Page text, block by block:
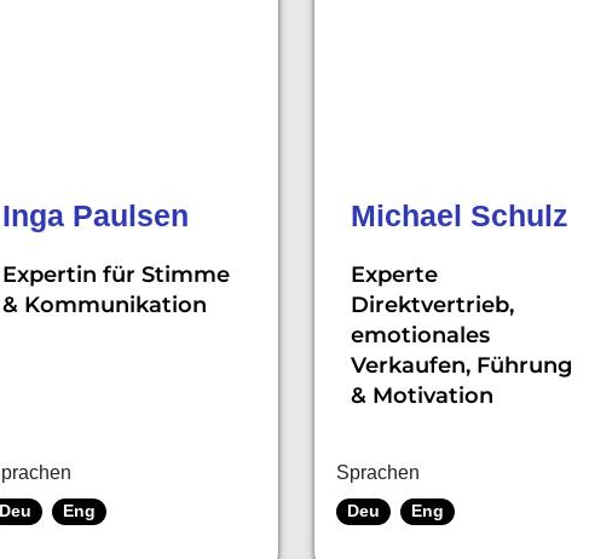
Inga Paulsen
Expertin für Stimme
& Kommunikation
Deu Eng
Michael Schulz
Experte
Direktvertrieb,
emotionales
Verkaufen, Führung
& Motivation
Sprachen
Deu Eng